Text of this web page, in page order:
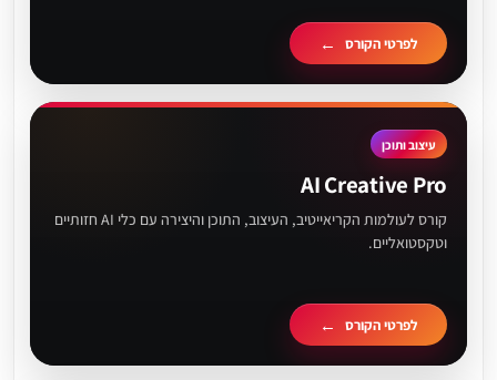
לפרטי הקורס
עיצוב ותוכן
AI Creative Pro
קורס לעולמות הקריאייטיב, העיצוב, התוכן והיצירה עם כלי AI חזותיים
וטקסטואליים.
לפרטי הקורס